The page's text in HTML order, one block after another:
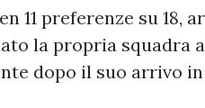
11 preferenze su
la propria squadra
dopo il suo arrivo